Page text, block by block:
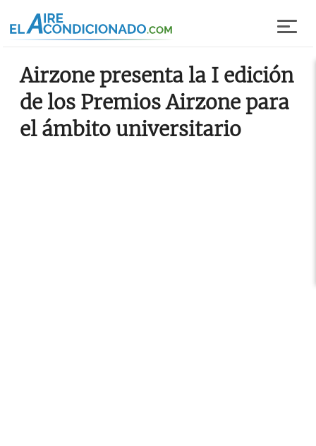
Airzone presenta la I edición
de los Premios Airzone para
el ámbito universitario